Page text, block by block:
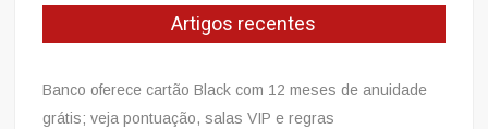
Artigos recentes
Banco oferece cartão Black com 12 meses de anuidade
grátis; veja pontuação, salas VIP e regras